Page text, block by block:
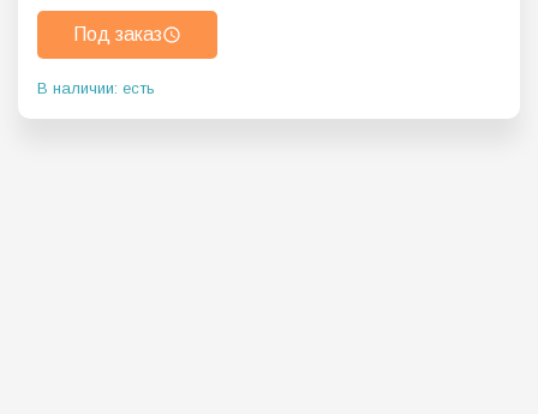
Под заказ
В наличии: есть